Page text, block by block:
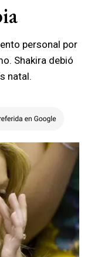
personal por
Shakira debió
natal.